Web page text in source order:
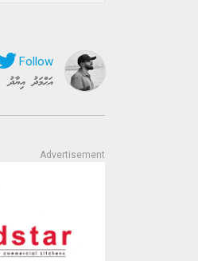
އަޙްމަދު އިޔާދު